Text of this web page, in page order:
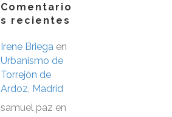
Comentario
s recientes
Irene Briega en
Urbanismo de
Torrejón de
Ardoz, Madrid
samuel paz en